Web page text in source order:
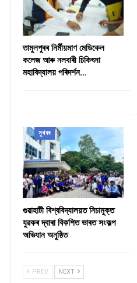
তামুলপুৰৰ নিৰ্মীয়মাণ মেডিকেল
কলেজ আৰু নলবাৰী চিকিৎসা
মহাবিদ্যালয় পৰিদৰ্শন…
সুখবৰ
গুৱাহাটী বিশ্ববিদ্যালয়ত নিচামুক্ত
যুৱকৰ দ্বাৰা বিকশিত ভাৰত সংকল্প
অভিযান অনুষ্ঠিত
PREV NEXT